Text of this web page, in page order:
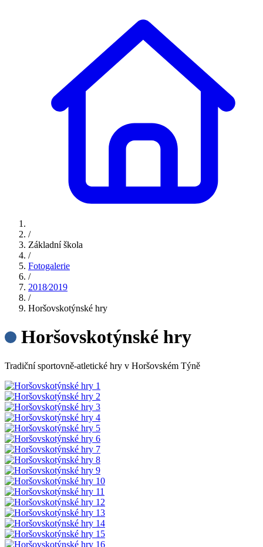
/
Základní škola
/
Fotogalerie
/
2018⁄2019
/
Horšovskotýnské hry
Horšovskotýnské hry
Tradiční sportovně-atletické hry v Horšovském Týně